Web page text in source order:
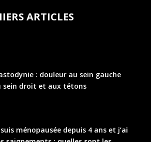
ARTICLES
: douleur au sein gauche
sein droit et aux tétons
suis ménopausée depuis 4 ans et j’ai